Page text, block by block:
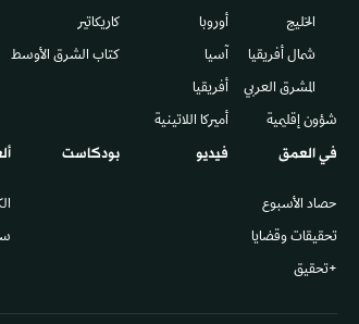
الخليج
شمال أفريقيا
المشرق العربي
شؤون إقليمية
أوروبا
آسيا
أفريقيا
أميركا اللاتينية
كاريكاتير
كتاب الشرق الأوسط
في العمق
حصاد الأسبوع
تحقيقات وقضايا
+تحقيق
فيديو بودكاست